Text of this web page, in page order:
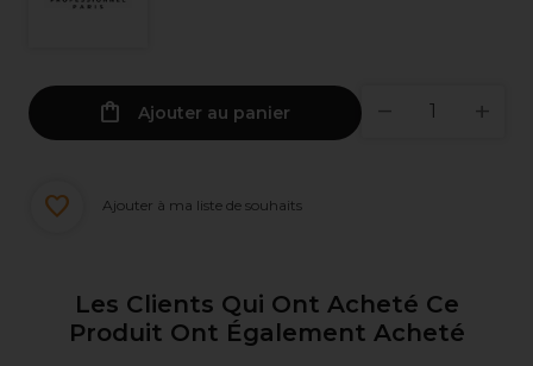
Ajouter au panier
Ajouter à ma liste de souhaits
Les Clients Qui Ont Acheté Ce
Produit Ont Également Acheté